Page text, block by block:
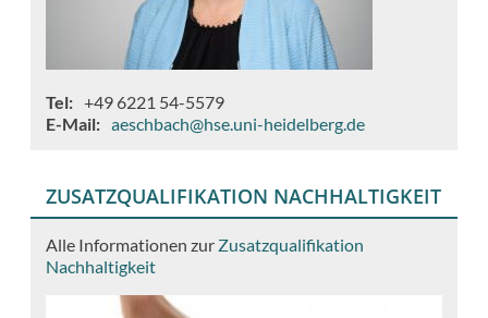
Tel
+49 6221 54-5579
E-Mail
aeschbach@hse.uni-heidelberg.de
ZUSATZQUALIFIKATION NACHHALTIGKEIT
Alle Informationen zur Zusatzqualifikation
Nachhaltigkeit